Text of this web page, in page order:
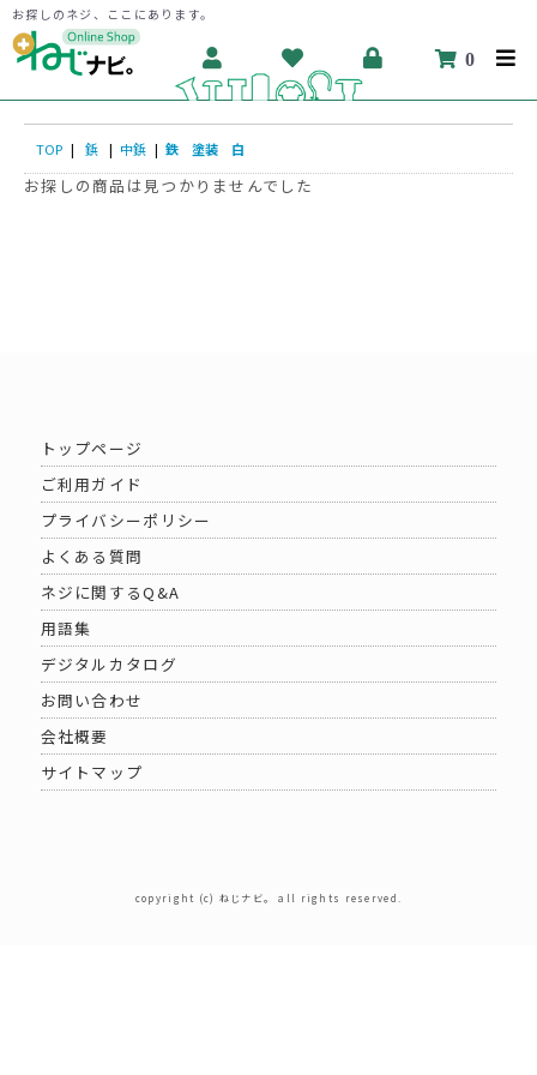
お探しのネジ、ここにあります。
0
TOP | 鋲 | 中鋲 | 鉄 塗装 白
お探しの商品は見つかりませんでした
トップページ
ご利用ガイド
プライバシーポリシー
よくある質問
ネジに関するQ&A
用語集
デジタルカタログ
お問い合わせ
会社概要
サイトマップ
copyright (c) ねじナビ。 all rights reserved.